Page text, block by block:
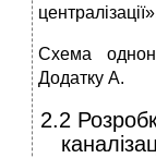
Схема
Додатку А.
2.2